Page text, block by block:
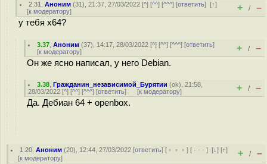
2.31 ,Аноним (31), 21:37, 27/03/2022 [^] [^^] [^^^] [ответить][↑]
[к модератору] + / –
у тебя x64?
3.37 ,Аноним (37), 14:17, 28/03/2022 [^] [^^] [^^^] [ответить]
[к модератору] + / –
Он же ясно написал, у него Debian.
3.38 ,Гражданин_независимой_Бурятии (ok), 21:58,
28/03/2022 [^] [^^] [^^^] [ответить] [к модератору] + / –
Да. Дебиан 64 + openbox.
1.20 ,Аноним (20), 12:44, 27/03/2022 [ответить] [ ﹢﹢﹢] [ · · ·][↓] [↑]
[к модератору] + / –